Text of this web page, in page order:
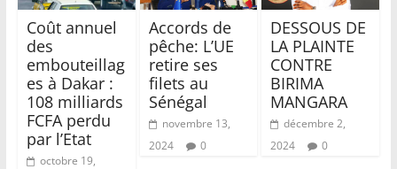
Coût annuel
des
embouteillag
es à Dakar :
108 milliards
FCFA perdu
par l’Etat
octobre 19,
Accords de
pêche: L’UE
retire ses
filets au
Sénégal
novembre 13,
2024
0
DESSOUS DE
LA PLAINTE
CONTRE
BIRIMA
MANGARA
décembre 2,
2024
0